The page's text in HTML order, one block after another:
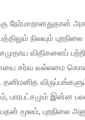
நிலவும்
விதிகளைப்
சர்வ வல்லமை
பாரபட்சமும் இன்ன
மூலம், புறநிலை